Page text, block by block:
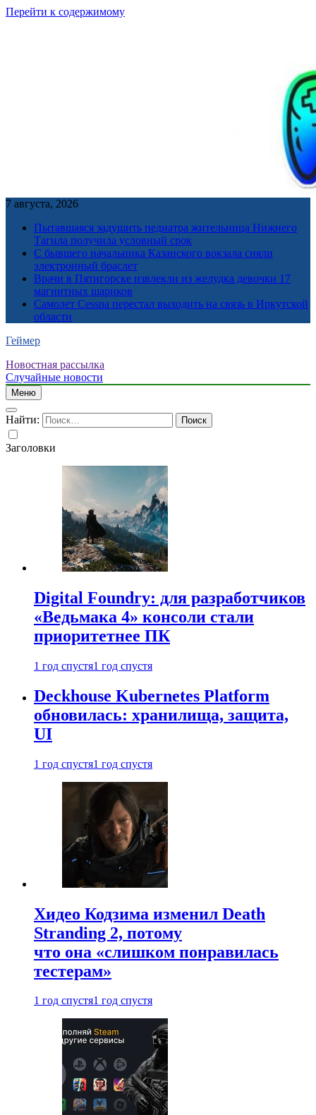
Перейти к содержимому
7 августа, 2026
Пытавшаяся задушить педиатра жительница Нижнего
Тагила получила условный срок
С бывшего начальника Казанского вокзала сняли
электронный браслет
Врачи в Пятигорске извлекли из желудка девочки 17
магнитных шариков
Самолет Cessna перестал выходить на связь в Иркутской
области
Геймер
Новостная рассылка
Случайные новости
Меню
Найти:
Заголовки
Digital Foundry: для разработчиков
«Ведьмака 4» консоли стали
приоритетнее ПК
1 год спустя1 год спустя
Deckhouse Kubernetes Platform
обновилась: хранилища, защита,
UI
1 год спустя1 год спустя
Хидео Кодзима изменил Death
Stranding 2, потому
что она «слишком понравилась
тестерам»
1 год спустя1 год спустя